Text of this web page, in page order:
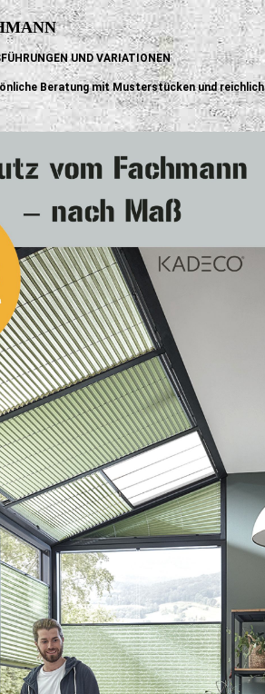
UND VARIATIONEN
Beratung mit Musterstücken und reichlich